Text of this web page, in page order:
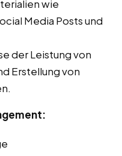
wie
Media Posts und
der Leistung von
Erstellung von